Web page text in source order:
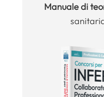
Manualedi